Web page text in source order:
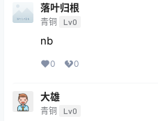
落叶归根
青铜 Lv0
nb
0 0
大雄
青铜 Lv0